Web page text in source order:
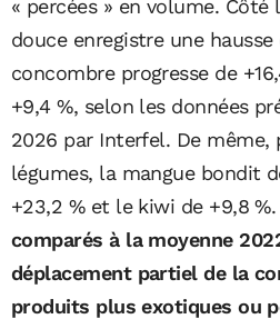
« percées » en volume.
douce enregistre une hausse
concombre progresse de
+9,4 %, selon les données
2026 par Interfel. De
légumes, la mangue bondit
+23,2 % et le kiwi de +9,8 %.
comparés à la moyenne
déplacement partiel de la
produits plus exotiques ou